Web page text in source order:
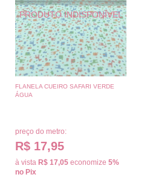
FLANELA CUEIRO SAFARI VERDE
ÁGUA
preço do metro:
R$ 17,95
à vista R$ 17,05 economize 5%
no Pix